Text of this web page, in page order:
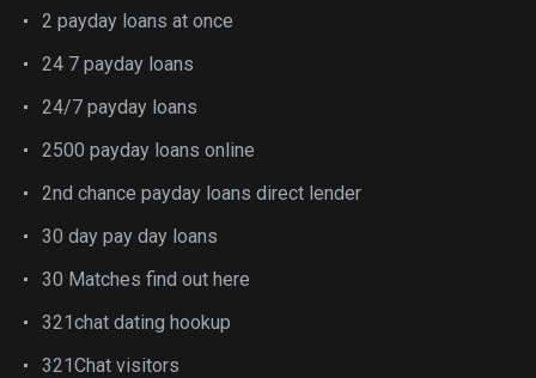
2 payday loans at once
24 7 payday loans
24/7 payday loans
2500 payday loans online
2nd chance payday loans direct lender
30 day pay day loans
30 Matches find out here
321chat dating hookup
321Chat visitors